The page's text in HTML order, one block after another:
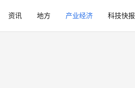
资讯 地方 产业经济 科技快报